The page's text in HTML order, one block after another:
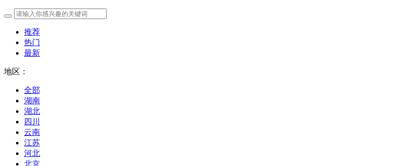
推荐
热门
最新
地区：
全部
湖南
湖北
四川
云南
江苏
河北
北京